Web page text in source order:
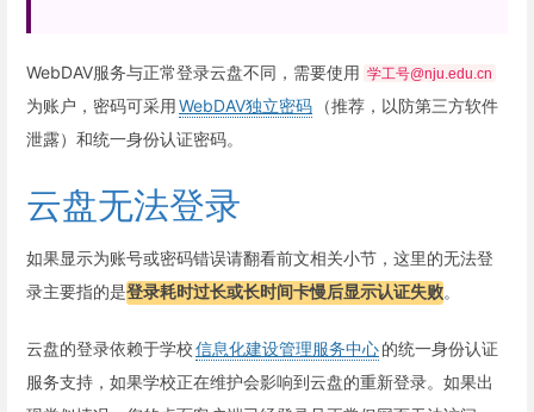
WebDAV服务与正常登录云盘不同，需要使用 学工号@nju.edu.cn
为账户，密码可采用WebDAV独立密码
（推荐，以防第三方软件
泄露）和统一身份认证密码。
云盘无法登录
如果显示为账号或密码错误请翻看前文相关小节，这里的无法登
录主要指的是登录耗时过长或长时间卡慢后显示认证失败。
云盘的登录依赖于学校信息化建设管理服务中心的统一身份认证
服务支持，如果学校正在维护会影响到云盘的重新登录。如果出